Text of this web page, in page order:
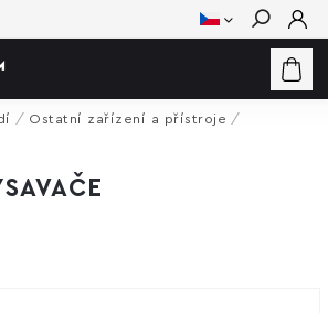
Hledat
/ Ostatní zařízení a přístroje /